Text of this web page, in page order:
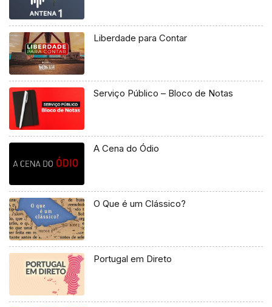
Liberdade para Contar
Serviço Público – Bloco de Notas
A Cena do Ódio
O Que é um Clássico?
Portugal em Direto